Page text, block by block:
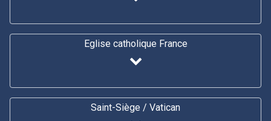
Eglise catholique France
Saint-Siège / Vatican